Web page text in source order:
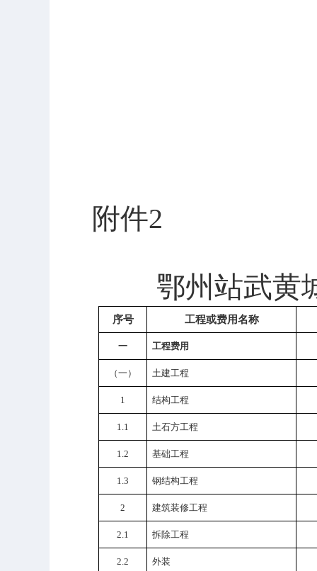
附件2
鄂州站武黄
序号 工程或费用名称
一 工程费用
（一 ） 土建工程
1 结构工程
1.1 土石方工程
1.2 基础工程
1.3 钢结构工程
2 建筑装修工程
2.1 拆除工程
2.2 外装